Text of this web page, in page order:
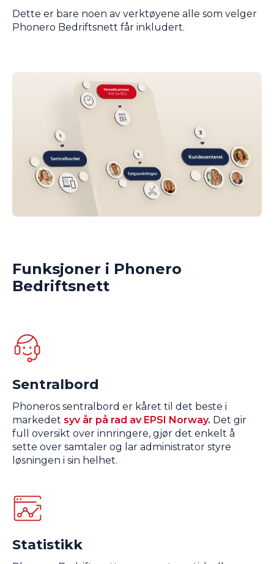
Dette er bare noen av verktøyene alle som velger
Phonero Bedriftsnett får inkludert.
Funksjoner i Phonero
Bedriftsnett
Sentralbord
Phoneros sentralbord er kåret til det beste i
markedet syv år på rad av EPSI Norway. Det gir
full oversikt over innringere, gjør det enkelt å
sette over samtaler og lar administrator styre
løsningen i sin helhet.
Statistikk